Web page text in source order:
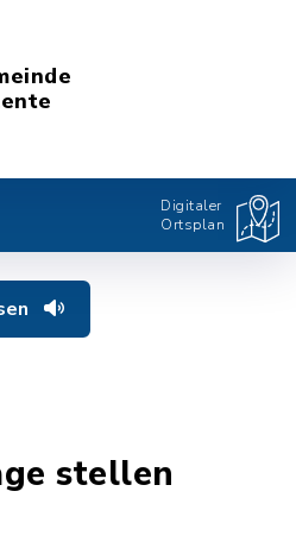
Digitaler
Ortsplan
stellen